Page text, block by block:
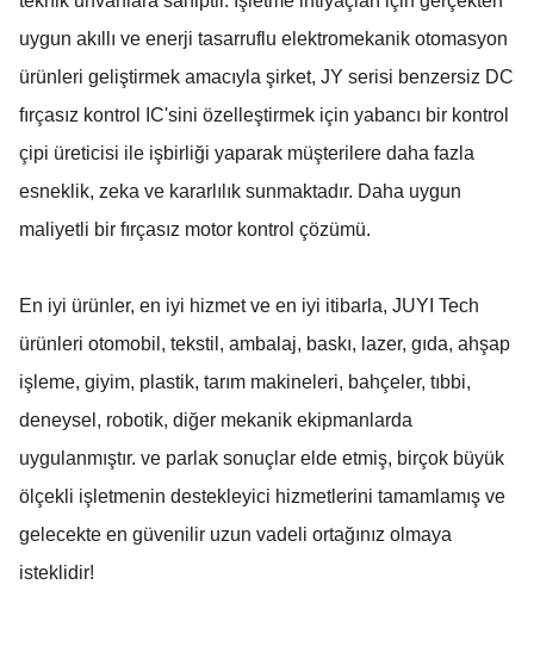
uygun akıllı ve enerji tasarruflu elektromekanik otomasyon
ürünleri geliştirmek amacıyla şirket, JY serisi benzersiz DC
fırçasız kontrol IC'sini özelleştirmek için yabancı bir kontrol
çipi üreticisi ile işbirliği yaparak müşterilere daha fazla
esneklik, zeka ve kararlılık sunmaktadır. Daha uygun
maliyetli bir fırçasız motor kontrol çözümü.
En iyi ürünler, en iyi hizmet ve en iyi itibarla, JUYI Tech
ürünleri otomobil, tekstil, ambalaj, baskı, lazer, gıda, ahşap
işleme, giyim, plastik, tarım makineleri, bahçeler, tıbbi,
deneysel, robotik, diğer mekanik ekipmanlarda
uygulanmıştır. ve parlak sonuçlar elde etmiş, birçok büyük
ölçekli işletmenin destekleyici hizmetlerini tamamlamış ve
gelecekte en güvenilir uzun vadeli ortağınız olmaya
isteklidir!